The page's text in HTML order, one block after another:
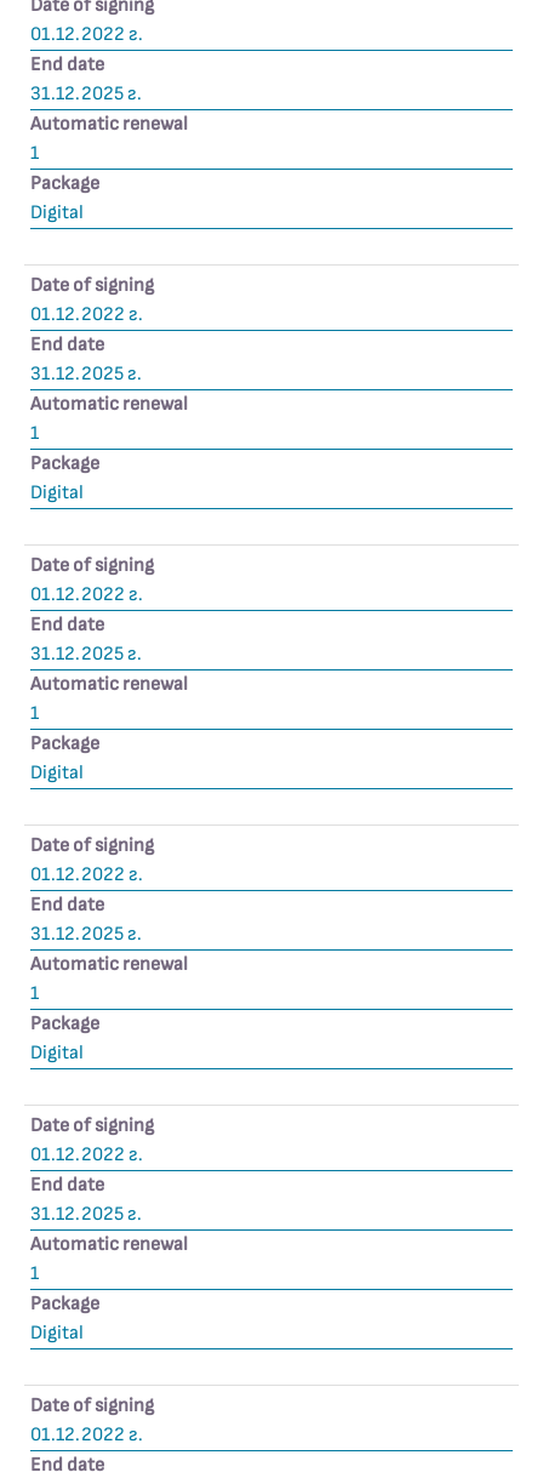
Date of signing
01.12.2022 г.
End date
31.12.2025 г.
Automatic renewal
1
Package
Digital
Date of signing
01.12.2022 г.
End date
31.12.2025 г.
Automatic renewal
1
Package
Digital
Date of signing
01.12.2022 г.
End date
31.12.2025 г.
Automatic renewal
1
Package
Digital
Date of signing
01.12.2022 г.
End date
31.12.2025 г.
Automatic renewal
1
Package
Digital
Date of signing
01.12.2022 г.
End date
31.12.2025 г.
Automatic renewal
1
Package
Digital
Date of signing
01.12.2022 г.
End date